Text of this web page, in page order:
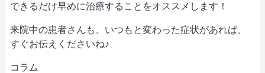
できるだけ早めに治療することをオススメします！
来院中の患者さんも、いつもと変わった症状があれば、
すぐお伝えくださいね♪
コラム